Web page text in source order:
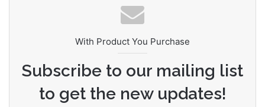
With Product You Purchase
Subscribe to our mailing list
to get the new updates!